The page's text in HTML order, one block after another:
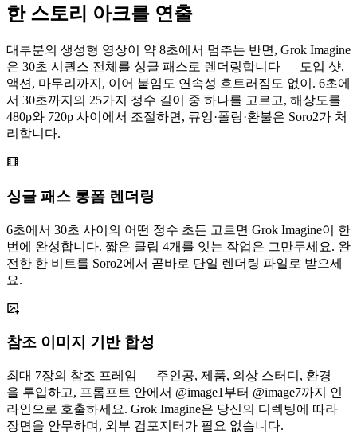
한 스토리 아크를 연출
대부분의 생성형 영상이 약 8초에서 멈추는 반면, Grok Imagine
은 30초 시퀀스 전체를 싱글 패스로 렌더링합니다 — 도입 샷,
액션, 마무리까지, 이어 붙임도 연속성 흐트러짐도 없이. 6초에
서 30초까지의 25가지 정수 길이 중 하나를 고르고, 해상도를
480p와 720p 사이에서 조절하면, 큐잉·폴링·환불은 Soro2가 처
리합니다.
싱글 패스 롱폼 렌더링
6초에서 30초 사이의 어떤 정수 초든 고르면 Grok Imagine이 한
번에 완성합니다. 짧은 클립 4개를 잇는 작업은 그만두세요. 완
전한 한 비트를 Soro2에서 곧바로 단일 렌더링 파일로 받으세
요.
참조 이미지 기반 합성
최대 7장의 참조 프레임 — 주인공, 제품, 의상 스터디, 환경 —
을 투입하고, 프롬프트 안에서 @image1부터 @image7까지 인
라인으로 호출하세요. Grok Imagine은 당신의 디렉팅에 따라
장면을 안무하며, 외부 컴포지터가 필요 없습니다.